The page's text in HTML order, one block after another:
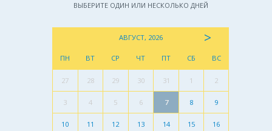
ВЫБЕРИТЕ ОДИН ИЛИ НЕСКОЛЬКО ДНЕЙ
АВГУСТ, 2026 >
ПН ВТ СР ЧТ ПТ СБ ВС
27 28 29 30 31 1 2
3 4 5 6 7 8 9
10 11 12 13 14 15 16